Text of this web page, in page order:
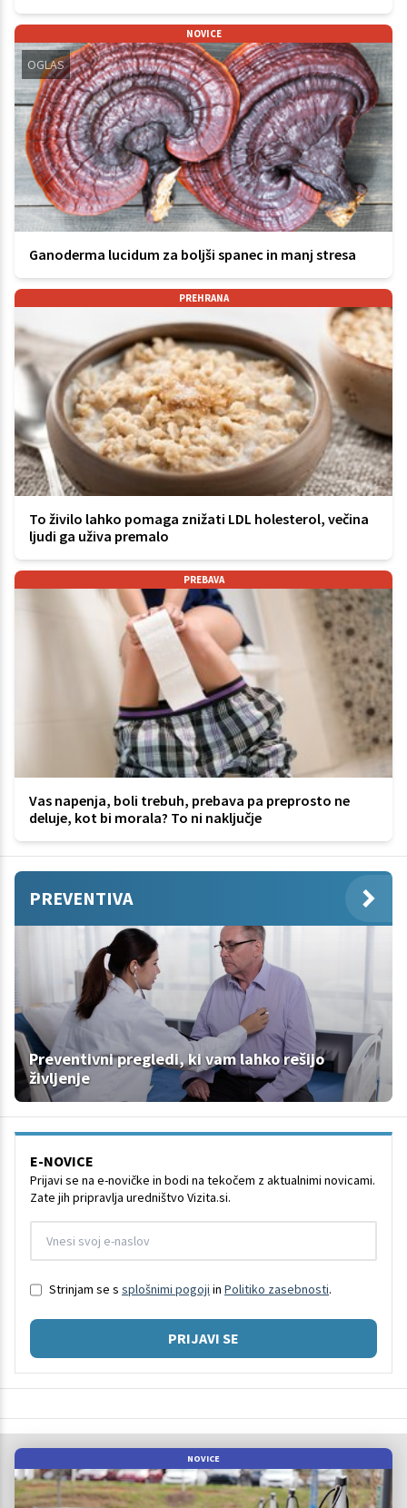
NOVICE
OGLAS
Ganoderma lucidum za boljši spanec in manj stresa
PREHRANA
To živilo lahko pomaga znižati LDL holesterol, večina
ljudi ga uživa premalo
PREBAVA
Vas napenja, boli trebuh, prebava pa preprosto ne
deluje, kot bi morala? To ni naključje
PREVENTIVA
Preventivni pregledi, ki vam lahko rešijo
življenje
E-NOVICE
Prijavi se na e-novičke in bodi na tekočem z aktualnimi novicami.
Zate jih pripravlja uredništvo Vizita.si.
Strinjam se s splošnimi pogoji in Politiko zasebnosti.
PRIJAVI SE
NOVICE